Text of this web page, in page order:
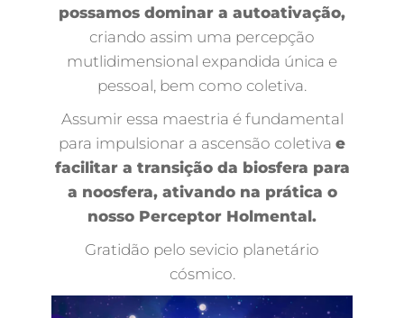
possamos dominar a autoativação,
criando assim uma percepção
mutlidimensional expandida única e
pessoal, bem como coletiva.
Assumir essa maestria é fundamental
para impulsionar a ascensão coletiva e
facilitar a transição da biosfera para
a noosfera, ativando na prática o
nosso Perceptor Holmental.
Gratidão pelo sevicio planetário
cósmico.